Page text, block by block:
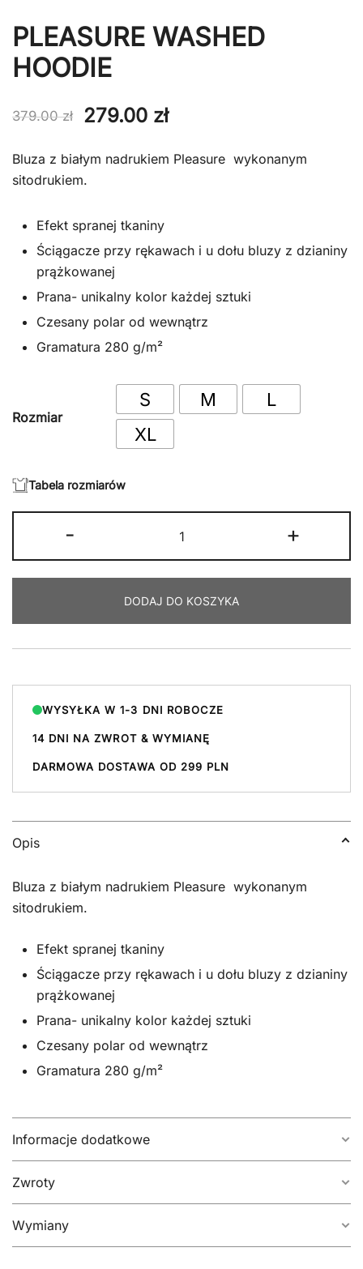
PLEASURE WASHED
HOODIE
379.00zł
Pierwotna
wynosiła:
279.00 złAktualna
Bluza z białym nadrukiem Pleasure wykonanym
sitodrukiem.
Efekt spranej tkaniny
Ściągacze przy rękawach i u dołu bluzy z dzianiny
prążkowanej
Prana- unikalny kolor każdej sztuki
Czesany polar od wewnątrz
Gramatura 280 g/m²
Rozmiar
S M
L
XL
Tabela rozmiarów
-
PLEASURE
WASHED
+
DODAJ DO KOSZYKA
WYSYŁKA W 1-3 DNI ROBOCZE
14 DNI NA ZWROT & WYMIANĘ
DARMOWA DOSTAWA OD 299 PLN
Opis
Bluza z białym nadrukiem Pleasure wykonanym
sitodrukiem.
Efekt spranej tkaniny
Ściągacze przy rękawach i u dołu bluzy z dzianiny
prążkowanej
Prana- unikalny kolor każdej sztuki
Czesany polar od wewnątrz
Gramatura 280 g/m²
Informacje dodatkowe
Rozmiar
Zwroty
14 dni na darmowy zwrot.
oryginalnym foliopaku, bądź eko
Produkt możesz
Wymiany